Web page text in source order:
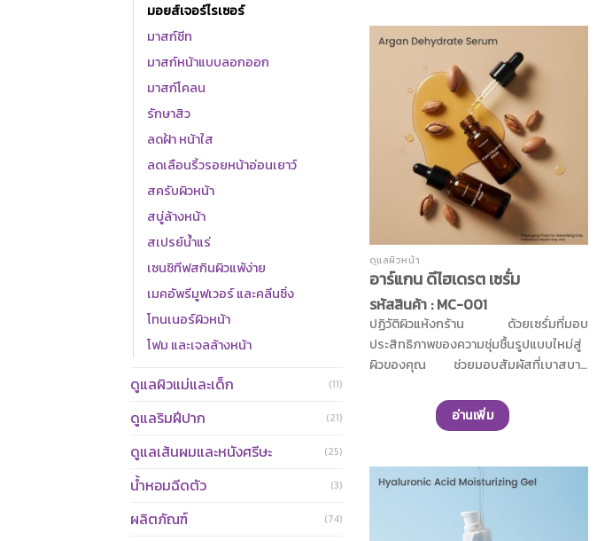
มอยส์เจอร์ไรเซอร์
มาสก์ชีท
มาสก์หน้าแบบลอกออก
มาสก์โคลน
รักษาสิว
ลดฝ้า หน้าใส
ลดเลือนริ้วรอยหน้าอ่อนเยาว์
สครับผิวหน้า
สบู่ล้างหน้า
สเปรย์น้ำแร่
เซนซิทีฟสกินผิวแพ้ง่าย
เมคอัพรีมูฟเวอร์ และคลีนซิ่ง
โทนเนอร์ผิวหน้า
โฟม และเจลล้างหน้า
ดูแลผิวแม่และเด็ก (11)
ดูแลริมฝีปาก (21)
ดูแลเส้นผมและหนังศรีษะ (25)
น้ำหอมฉีดตัว (3)
ผลิตภัณฑ์ (74)
Hydroviton24 และอนุพันธ์ของกรดอะมิโน
ให้ผิวดูมีน้ำมีนวล เปล่งปลั่ง พร้อมอัดแน่น
ไปด้วยสารสำคัญที่เข้าช่วยบำรุงผิวอีกขั้น
จากสารสกัดว่านหางจระเข้ แตงกวา ชา
เขียว ใบบัวบกและสารสกัดหญ้าหางม้า
ช่วยบำรุงให้ผิวเนียนนุ่ม แลดูยืดหยุ่น
ปลอบปละโลมผิวลดการเผาไหม้ของผิวจาก
แสงแดด อีกทั้งยังมีสารสกัดจากวิซฮาเซล
ช่วยกระชับรูขุมขนให้ผิวแลดูเรียบเนียน
อย่างเป็นธรรมชาติ เพิ่มความอ่อนโยนด้วย
สารสกัดจากผักเบี้ยใหญ่ บัวหิมะ และอัล
ลานโทอิน ช่วยปลอบประโลมผิว ลดการ
ระคายเคือง ผิวแลดูอ่อนเยาว์ ดูสดใส มี
ดูแลผิวหน้า
อาร์แกน ดีไฮเดรต เซรั่ม
รหัสสินค้า : MC-001
ปฏิวัติผิวแห้งกร้าน ด้วยเซรั่มที่มอบ
ประสิทธิภาพของความชุ่มชื้นรูปแบบใหม่สู่
ผิวของคุณ ช่วยมอบสัมผัสที่เบาสบาย
ช่วยคืนความสมดุลของความชุ่มชื้นพื้นฐาน
ให้กับผิวทั้งในทันทีและต่อเนื่องยาวนานถึง
ผสานกับน้ำมันอะโวคาโด ไฮยาลูรอน คอล
ลาเจน ไกลโคเจน และวิตามินซี ให้ผิวแลดู
สุขภาพดี ดูอิ่มน้ำ เรียบเนียน กระจ่างใสขึ้น
อ่านเพิ่ม